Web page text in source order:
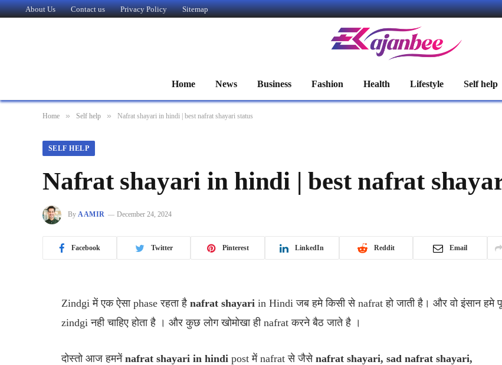
About Us Contact us Privacy Policy Sitemap
Home News Business Fashion Health Lifestyle Self help
Home » Self help » Nafrat shayari in hindi | best nafrat shayari status
SELF HELP
Nafrat shayari in hindi | best nafrat
By AAMIR December 24, 2024
Facebook Twitter Pinterest LinkedIn Reddit Email
Zindgi में एक ऐसा phase रहता हैnafrat shayari in Hindi जब हमे किसी से nafrat हो जाती है। और वो इंसान हमे
zindgi नही चाहिए होता है । और कुछ लोग खोमोखा ही nafrat करने बैठ जाते है ।
दोस्तो आज हमनेंnafrat shayari in hindipost में nafrat से जैसेnafrat shayari, sad nafrat shayari,